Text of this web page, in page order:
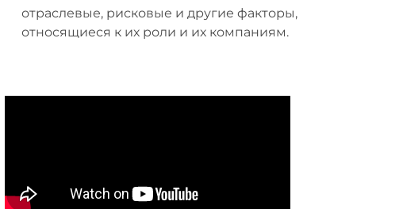
относящиеся к их роли и их компаниям.